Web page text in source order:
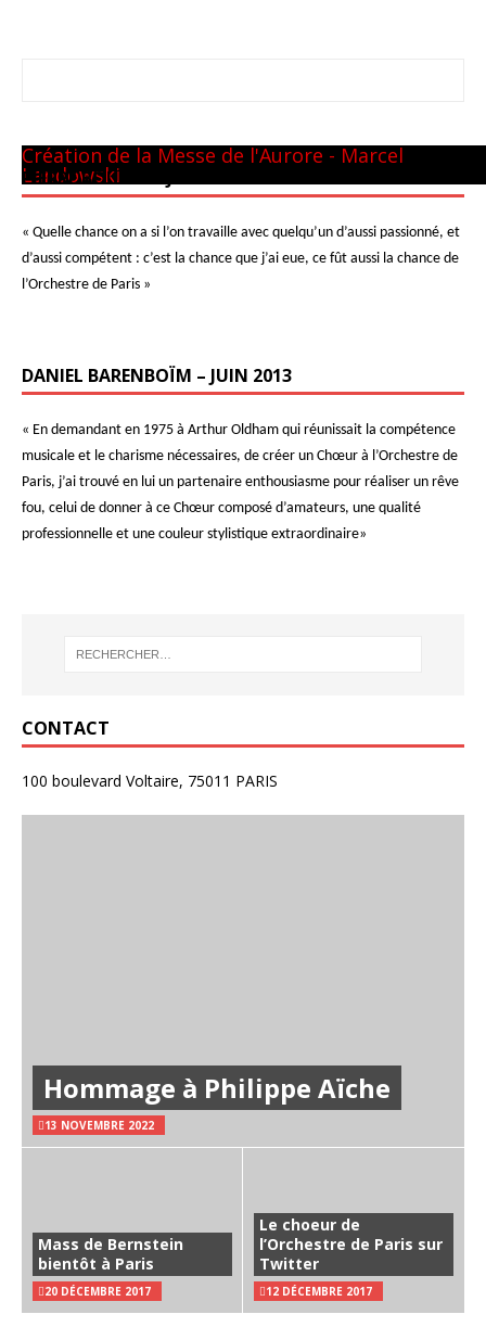
Panthéon - 22 mai 1981
CM GUILINI
Arthur & Daniel
à New-York
avec L. Naouri à Orange
A Tel-Aviv
Avec Michel Plasson
Dernier requiem à Turin
Concert inaugural - Te Deum de Berlioz
Avec Seiji Ozawa
Création de la Messe de l'Aurore - Marcel
Landowski
PIERRE BOULEZ – JUIN 2013
« Quelle chance on a si l’on travaille avec quelqu’un d’aussi passionné, et
d’aussi compétent : c’est la chance que j’ai eue, ce fût aussi la chance de
l’Orchestre de Paris »
DANIEL BARENBOÏM – JUIN 2013
« En demandant en 1975 à Arthur Oldham qui réunissait la compétence
musicale et le charisme nécessaires, de créer un Chœur à l’Orchestre de
Paris, j’ai trouvé en lui un partenaire enthousiasme pour réaliser un rêve
fou, celui de donner à ce Chœur composé d’amateurs, une qualité
professionnelle et une couleur stylistique extraordinaire»
CONTACT
100 boulevard Voltaire, 75011 PARIS
Hommage à Philippe Aïche
13 NOVEMBRE 2022
Mass de Bernstein
bientôt à Paris
20 DÉCEMBRE 2017
Le choeur de
l’Orchestre de Paris sur
Twitter
12 DÉCEMBRE 2017